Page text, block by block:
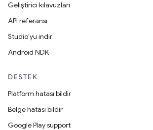
Geliştirici kılavuzları
API referansı
Studio'yu indir
Android NDK
DESTEK
Platform hatası bildir
Belge hatası bildir
Google Play support